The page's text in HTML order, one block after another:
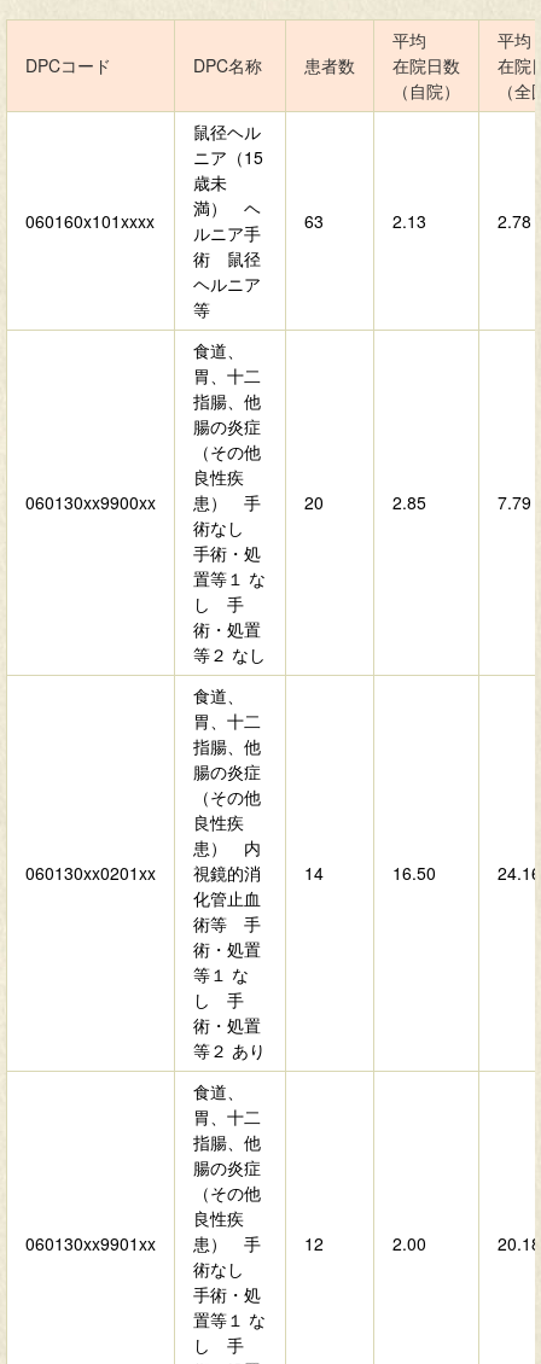
DPCコード DPC名称 患者数
平均
在院日数
（自院）
平均
在院
（
060160x101xxxx
鼠径ヘル
ニア（15
歳未
満） ヘ
ルニア手
術 鼠径
ヘルニア
等
63 2.13 2.78
060130xx9900xx
食道、
胃、十二
指腸、他
腸の炎症
（その他
良性疾
患） 手
術なし
手術・処
置等１ な
し 手
術・処置
等２ なし
20 2.85 7.79
060130xx0201xx
食道、
胃、十二
指腸、他
腸の炎症
（その他
良性疾
患） 内
視鏡的消
化管止血
術等 手
術・処置
等１ な
し 手
術・処置
等２ あり
14 16.50 24.16
060130xx9901xx
食道、
胃、十二
指腸、他
腸の炎症
（その他
良性疾
患） 手
術なし
手術・処
置等１ な
し 手
12 2.00 20.18